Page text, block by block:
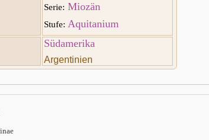
Serie: Miozän
Stufe: Aquitanium
Südamerika
Argentinien